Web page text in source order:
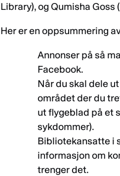
Library), og Qumisha
Her er en oppsummering
Annonser på så
Facebook.
Når du skal dele
området der du
ut flygeblad på et
sykdommer).
Bibliotekansatte i
informasjon om
trenger det.